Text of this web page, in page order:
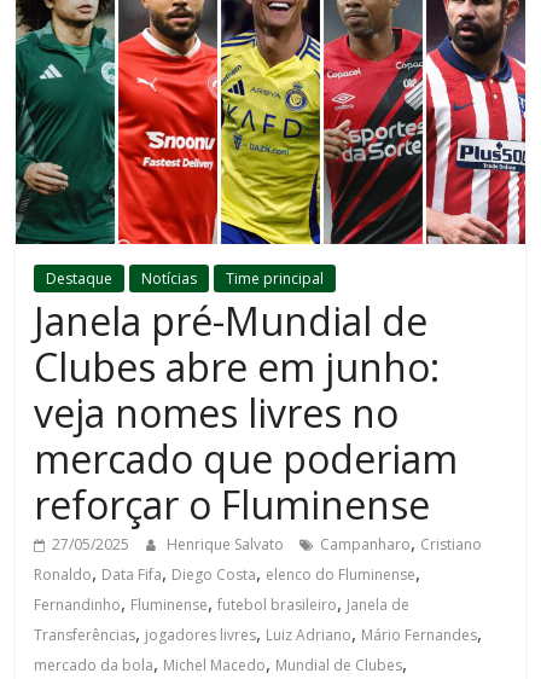
Destaque Notícias Time principal
Janela pré-Mundial de
Clubes abre em junho:
veja nomes livres no
mercado que poderiam
reforçar o Fluminense
27/05/2025 Henrique Salvato Campanharo, Cristiano
Ronaldo, Data Fifa, Diego Costa, elenco do Fluminense,
Fernandinho, Fluminense,futebol brasileiro, Janela de
Transferências, jogadores livres, Luiz Adriano, Mário Fernandes,
mercado da bola, Michel Macedo, Mundial de Clubes,